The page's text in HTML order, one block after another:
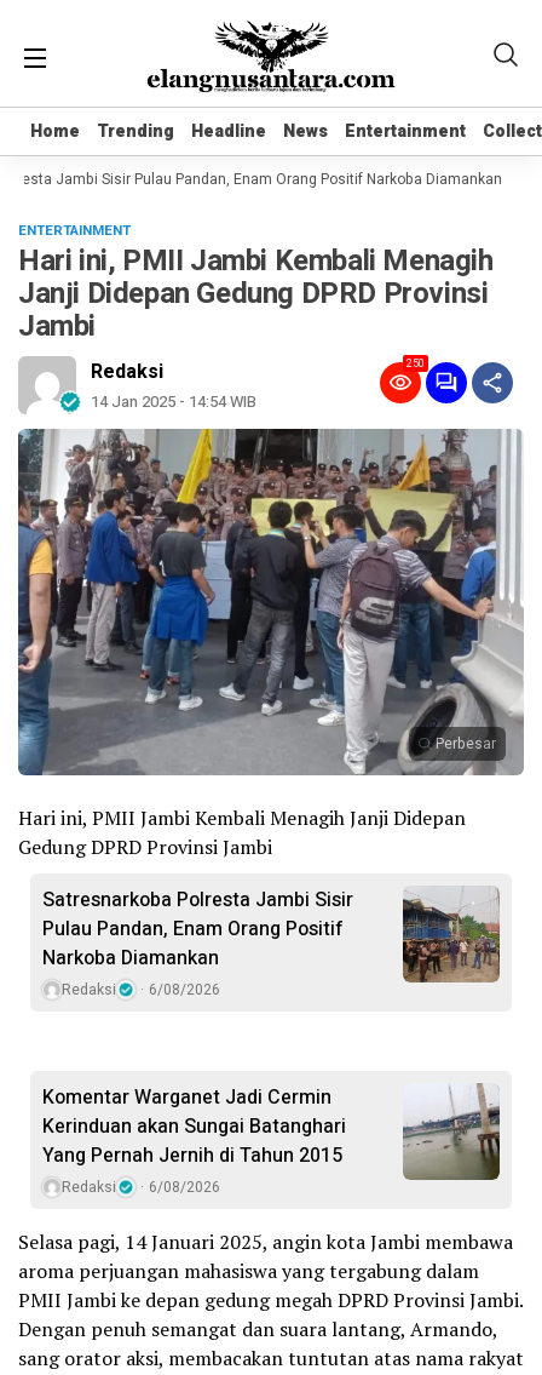
Home Trending Headline News Entertainment
Home Trending Headline News Entertainment
Jambi Sisir Pulau Pandan, Enam Orang Positif Narkoba Diamankan
ENTERTAINMENT
Hari ini, PMII Jambi Kembali Menagih
Janji Didepan Gedung DPRD Provinsi
Jambi
Redaksi
14 Jan 2025 - 14:54 WIB
250
Perbesar
Hari ini, PMII Jambi Kembali Menagih Janji Didepan
Gedung DPRD Provinsi Jambi
Satresnarkoba Polresta Jambi Sisir
Pulau Pandan, Enam Orang Positif
Narkoba Diamankan
Redaksi 6/08/2026
Komentar Warganet Jadi Cermin
Kerinduan akan Sungai Batanghari
Yang Pernah Jernih di Tahun 2015
Redaksi 6/08/2026
Selasa pagi, 14 Januari 2025, angin kota Jambi membawa
aroma perjuangan mahasiswa yang tergabung dalam
PMII Jambi ke depan gedung megah DPRD Provinsi Jambi.
Dengan penuh semangat dan suara lantang, Armando,
sang orator aksi, membacakan tuntutan atas nama rakyat